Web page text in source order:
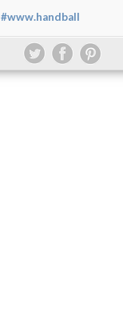
#www.handball